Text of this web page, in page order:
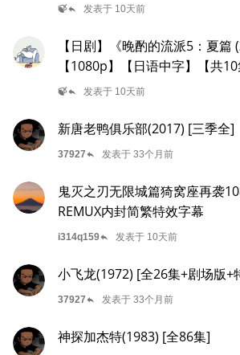
🍃reply 发表于 10天前
【日剧】《晚酌的流派5：夏篇
【1080p】【日语中字】【共10
🍃reply 发表于 10天前
新唐老鸭俱乐部(2017) [三季全]
37927reply 发表于 33个月前
鬼灭之刃无限城篇猗窝座再袭
REMUX内封简繁特效字幕
i314q159reply 发表于 10天前
小飞龙(1972) [全26集+剧场版+
37927reply 发表于 33个月前
神探加杰特(1983) [全86集]